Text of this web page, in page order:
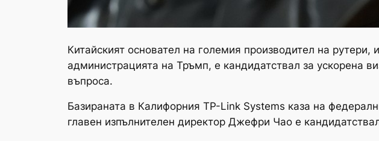
Китайският основател на големия производител на
администрацията на Тръмп, е кандидатствал за ускорена
въпроса.
Базираната в Калифорния TP-Link Systems каза на
главен изпълнителен директор Джефри Чао е